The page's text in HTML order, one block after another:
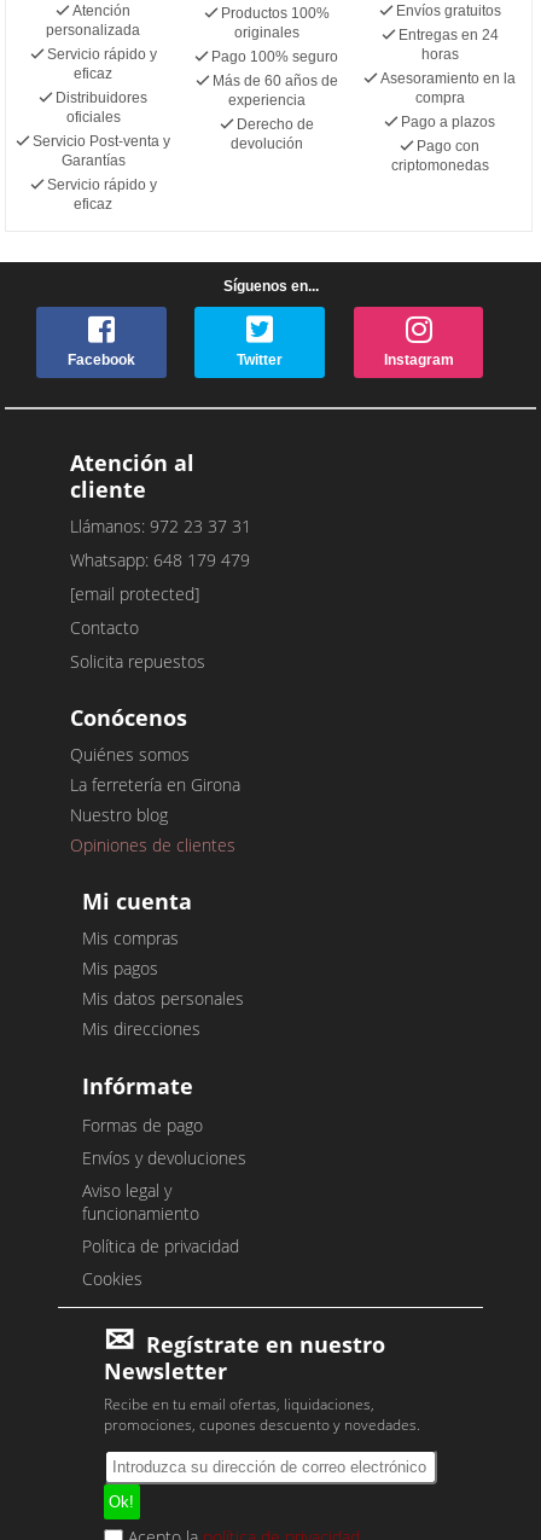
Atención
personalizada
Servicio rápido y
eficaz
Distribuidores
oficiales
Servicio Post-venta y
Garantías
Servicio rápido y
eficaz
Productos 100%
originales
Pago 100% seguro
Más de 60 años de
experiencia
Derecho de
devolución
Envíos gratuitos
Entregas en 24
horas
Asesoramiento en la
compra
Pago a plazos
Pago con
criptomonedas
Síguenos en...
Facebook Twitter Instagram
Atención al
cliente
Llámanos: 972 23 37 31
Whatsapp: 648 179 479
[email protected]
Contacto
Solicita repuestos
Conócenos
Quiénes somos
La ferretería en Girona
Nuestro blog
Opiniones de clientes
Mi cuenta
Mis compras
Mis pagos
Mis datos personales
Mis direcciones
Infórmate
Formas de pago
Envíos y devoluciones
Aviso legal y
funcionamiento
Política de privacidad
Cookies
Regístrate en nuestro
Newsletter
Recibe en tu email ofertas, liquidaciones,
promociones, cupones descuento y novedades.